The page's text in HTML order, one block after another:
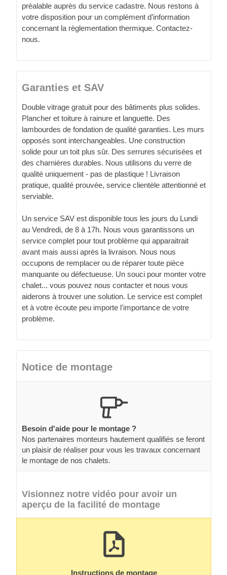
préalable auprès du service cadastre. Nous restons à
votre disposition pour un complément d’information
concernant la règlementation thermique. Contactez-
nous.
Garanties et SAV
Double vitrage gratuit pour des bâtiments plus solides.
Plancher et toiture à rainure et languette. Des
lambourdes de fondation de qualité garanties. Les murs
opposés sont interchangeables. Une construction
solide pour un toit plus sûr. Des serrures sécurisées et
des charnières durables. Nous utilisons du verre de
qualité uniquement - pas de plastique ! Livraison
pratique, qualité prouvée, service clientèle attentionné et
serviable.
Un service SAV est disponible tous les jours du Lundi
au Vendredi, de 8 à 17h. Nous vous garantissons un
service complet pour tout problème qui apparaitrait
avant mais aussi après la livraison. Nous nous
occupons de remplacer ou de réparer toute pièce
manquante ou défectueuse. Un souci pour monter votre
chalet... vous pouvez nous contacter et nous vous
aiderons à trouver une solution. Le service est complet
et à votre écoute peu importe l'importance de votre
problème.
Notice de montage
Besoin d'aide pour le montage ?
Nos partenaires monteurs hautement qualifiés se feront
un plaisir de réaliser pour vous les travaux concernant
le montage de nos chalets.
Visionnez notre vidéo pour avoir un
aperçu de la facilité de montage
Instructions de montage